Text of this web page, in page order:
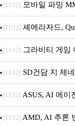
M.2 NVMe 디앤디컴
[11/12] 모바일 파밍
[11/12] 셰에라자드,
내 정식 출시
[11/12] 그라비티 게임
던전 13’ 참가!
[11/12] SD건담 지 제
아의 용사’ 재개최
[11/12] ASUS, AI 에이
[11/12] AMD, AI 추론